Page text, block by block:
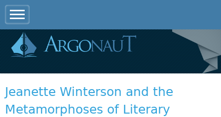
Jeanette Winterson and the
Metamorphoses of Literary